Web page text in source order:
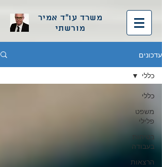
משרד עו"ד אמיר
מורשתי
עדכונים
כללי
משפט
פלילי
בטיחות
בעבודה
הרצאות
כללי